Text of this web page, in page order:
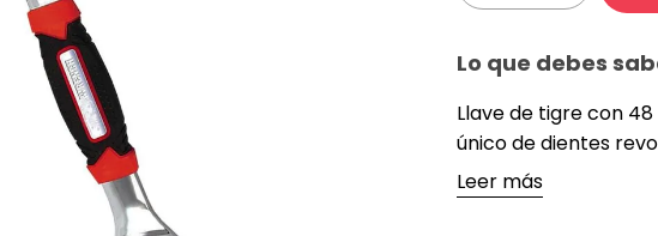
Lo que debes
Llave de tigre con
único de dientes
estándar y métricos,
más tamaños No
Leer más